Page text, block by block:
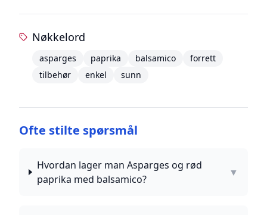
Nøkkelord
asparges paprika balsamico
forrett
tilbehør
enkel sunn
Ofte stilte spørsmål
Hvordan lager man Asparges og rød
paprika med balsamico?
▼